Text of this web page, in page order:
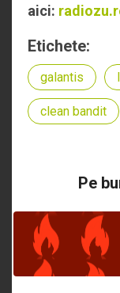
aici:
Etichete:
galantis
clean bandit
Pe